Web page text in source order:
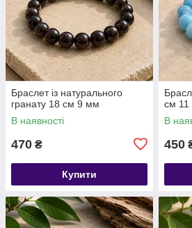
Браслет із натурального
гранату 18 см 9 мм
В наявності
470 ₴
Купити
см
В
450